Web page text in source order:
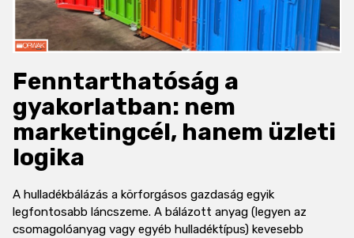
Fenntarthatóság a
gyakorlatban: nem
marketingcél, hanem üzleti
logika
A hulladékbálázás a körforgásos gazdaság egyik
legfontosabb láncszeme. A bálázott anyag (legyen az
csomagolóanyag vagy egyéb hulladéktípus) kevesebb